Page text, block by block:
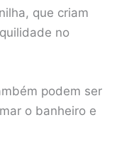
que criam
no
podem ser
o banheiro e